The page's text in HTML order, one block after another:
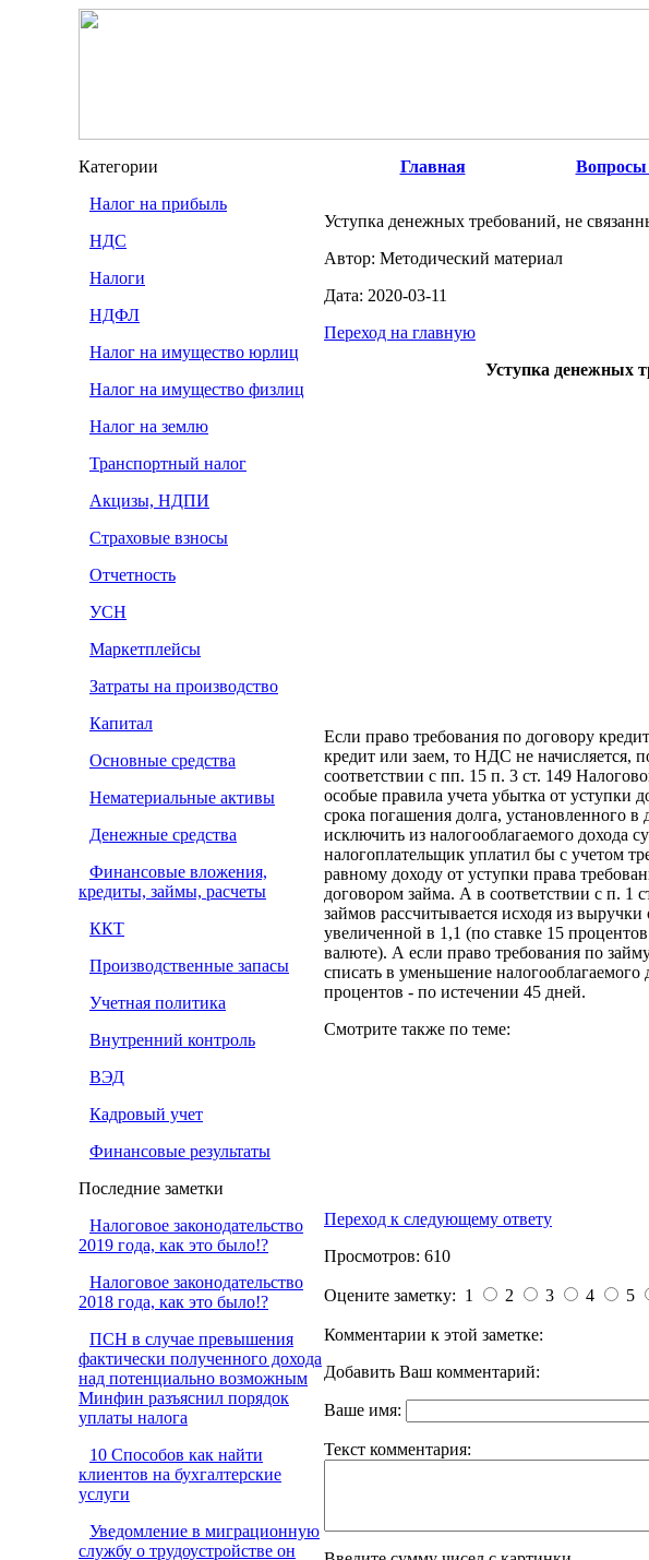
Категории
Налог на прибыль
НДС
Налоги
НДФЛ
Налог на имущество юрлиц
Налог на имущество физлиц
Налог на землю
Транспортный налог
Акцизы, НДПИ
Страховые взносы
Отчетность
УСН
Маркетплейсы
Затраты на производство
Капитал
Основные средства
Нематериальные активы
Денежные средства
Финансовые вложения,
кредиты, займы, расчеты
ККТ
Производственные запасы
Учетная политика
Внутренний контроль
ВЭД
Кадровый учет
Финансовые результаты
Последние заметки
Налоговое законодательство
2019 года, как это было!?
Налоговое законодательство
2018 года, как это было!?
ПСН в случае превышения
фактически полученного дохода
над потенциально возможным
Минфин разъяснил порядок
уплаты налога
10 Способов как найти
клиентов на бухгалтерские
услуги
Уведомление в миграционную
службу о трудоустройстве он
Главная Вопросы
Уступка денежных требований, не
Автор: Методический материал
Дата: 2020-03-11
Переход на главную
Уступка денежных
Если право требования по договору
кредит или заем, то НДС не начисляется,
соответствии с пп. 15 п. 3 ст. 149
особые правила учета убытка от уступки
срока погашения долга, установленного в
исключить из налогооблагаемого
налогоплательщик уплатил бы с учетом
равному доходу от уступки права
договором займа. А в соответствии с п. 1
займов рассчитывается исходя из
увеличенной в 1,1 (по ставке 15
валюте). А если право требования по
списать в уменьшение
процентов - по истечении 45 дней.
Смотрите также по теме:
Переход к следующему ответу
Просмотров: 610
Оцените заметку: 1 2 3 4 5
Комментарии к этой заметке:
Добавить Ваш комментарий:
Ваше имя:
Текст комментария: